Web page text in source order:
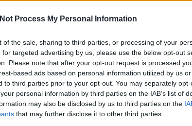
Process My Personal Information
of the sale, sharing to third parties, or processing of your
targeted advertising by us, please use the below opt-out
Please note that after your opt-out request is processed
based ads based on personal information utilized by us
to third parties prior to your opt-out. You may separately
personal information by third parties on the IAB’s list of
may also be disclosed by us to third parties on the
that may further disclose it to other third parties.